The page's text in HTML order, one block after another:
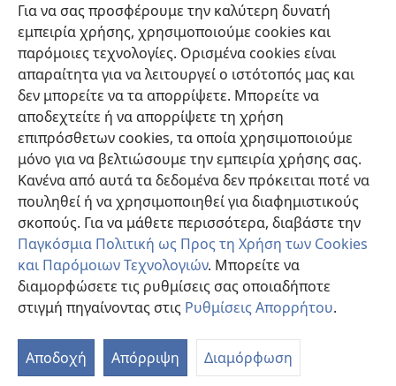
Για να σας προσφέρουμε την καλύτερη δυνατή
εμπειρία χρήσης, χρησιμοποιούμε cookies και
παρόμοιες τεχνολογίες. Ορισμένα cookies είναι
απαραίτητα για να λειτουργεί ο ιστότοπός μας και
δεν μπορείτε να τα απορρίψετε. Μπορείτε να
αποδεχτείτε ή να απορρίψετε τη χρήση
επιπρόσθετων cookies, τα οποία χρησιμοποιούμε
μόνο για να βελτιώσουμε την εμπειρία χρήσης σας.
Κανένα από αυτά τα δεδομένα δεν πρόκειται ποτέ να
πουληθεί ή να χρησιμοποιηθεί για διαφημιστικούς
σκοπούς. Για να μάθετε περισσότερα, διαβάστε την
Παγκόσμια Πολιτική ως Προς τη Χρήση των Cookies
και Παρόμοιων Τεχνολογιών. Μπορείτε να
διαμορφώσετε τις ρυθμίσεις σας οποιαδήποτε
στιγμή πηγαίνοντας στις Ρυθμίσεις Απορρήτου.
Αποδοχή Απόρριψη Διαμόρφωση
Συνεισφορές
(ανοίγει
παράθυρο)ΔΙΑΔΙΚΤΥΑΚΗ ΒΙΒΛΙΟΘΗΚΗ της Σκοπιάς™
(ανοίγει
νέο
παράθυρο)
JW Hub ®
(ανοίγει
νέο
παράθυρο)JW Library®
Βιβλιοθήκη της Σκοπιάς
Copyright
© 2026 Watch Tower Bible and Tract Society of Pennsylvania.
ΟΡΟΙ ΧΡΗΣΗΣ |ΠΟΛΙΤΙΚΗ ΑΠΟΡΡΗΤΟΥ |ΡΥΘΜΙΣΕΙΣ ΑΠΟΡΡΗΤΟΥ